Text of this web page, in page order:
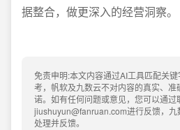
据整合，做更深入的经营洞察。
免责申明:本文内容通过AI工具匹配关
考，帆软及九数云不对内容的真实、
诺。如有任何问题或意见，您可以通过
jiushuyun@fanruan.com进行反馈，
处理并反馈。